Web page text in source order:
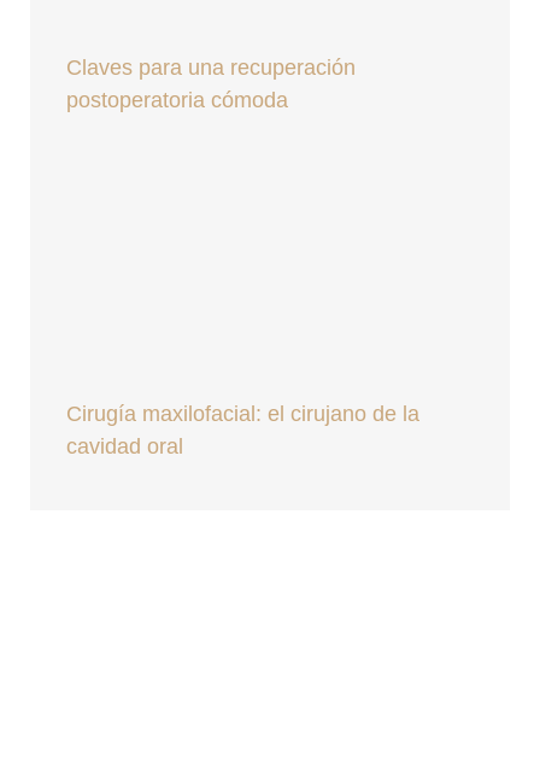
Claves para una recuperación
postoperatoria cómoda
Cirugía maxilofacial: el cirujano de la
cavidad oral